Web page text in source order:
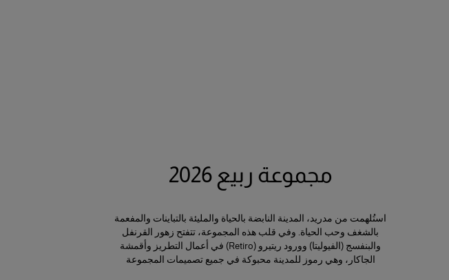
مجموعة ربيع 2026
استُلهمت من مدريد، المدينة النابضة بالحياة والمليئة بالتباينات والمفعمة
بالشغف وحب الحياة. وفي قلب هذه المجموعة، تتفتح زهور القرنفل
والبنفسج (الفيوليتا) وورود ريتيرو (Retiro) في أعمال التطريز وأقمشة
الجاكار، وهي رموز للمدينة محبوكة في جميع تصميمات المجموعة